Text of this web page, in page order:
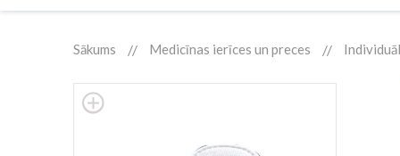
Sākums Medicīnas ierīces un preces
Skip
to